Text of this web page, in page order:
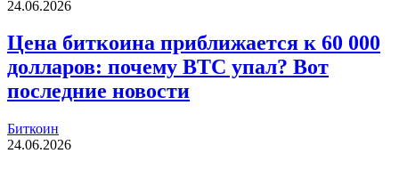
24.06.2026
Цена биткоина приближается к 60 000
долларов: почему BTC упал? Вот
последние новости
Биткоин
24.06.2026